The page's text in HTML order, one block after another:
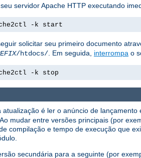
seu servidor Apache HTTP executando
-k start
solicitar seu primeiro documento
/htdocs/ . Em seguida, interrompa o
-k stop
é ler o anúncio de lançamento
mudar entre versões principais (por
compilação e tempo de execução que
secundária para a seguinte (por